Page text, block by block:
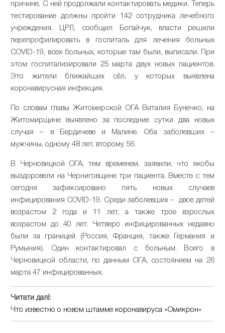
причине. С ней продолжали контактировать медики. Теперь
тестирование должны пройти 142 сотрудника лечебного
учреждения. ЦРЛ, сообщил Богайчук, власти решили
перепрофилировать в госпиталь для лечения больных
COVID-19, всех больных, которые там были, выписали. При
этом госпитализировали 25 марта двух новых пациентов.
Это жители ближайших сёл, у которых выявлена
коронавирусная инфекция.
По словам главы Житомирской ОГА Виталия Бунечко, на
Житомирщине выявлено за последние сутки два новых
случая – в Бердичеве и Малине. Оба заболевших –
мужчины, одному 48 лет, второму 56.
В Черновицкой ОГА, тем временем, заявили, что якобы
выздоровели на Черниговщине три пациента. Вместе с тем
сегодня зафиксировано пять новых случаев
инфицирования COVID-19. Среди заболевших – двое детей
возрастом 2 года и 11 лет, а также трое взрослых
возрастом до 40 лет. Четверо инфицированных недавно
были за границей (Россия, Франция, также Германия и
Румыния). Один контактировал с больным. Всего в
Черновицкой области, по данным ОГА, состоянием на 26
марта 47 инфицированных.
Читати далі:
Что известно о новом штамме коронавируса «Омикрон»